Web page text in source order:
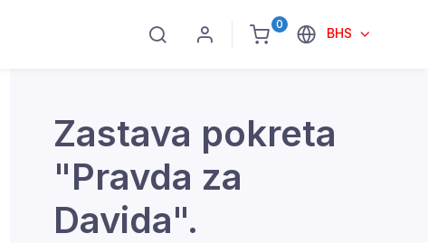
0
BHS
Zastava pokreta
"Pravda za
Davida".